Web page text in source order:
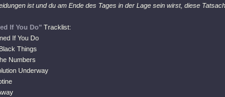
ist und du am Ende des Tages in der Lage sein wirst, diese
If You Do" Tracklist:
If You Do
Things
Numbers
Underway